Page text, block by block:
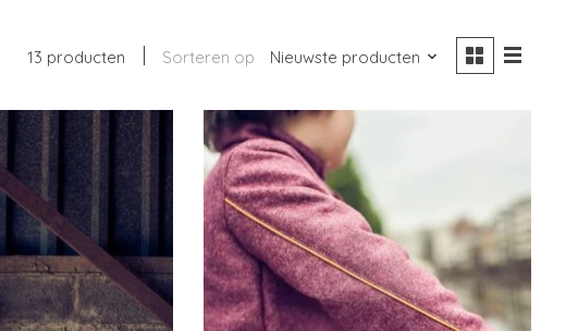
13 producten Sorteren op Nieuwste producten